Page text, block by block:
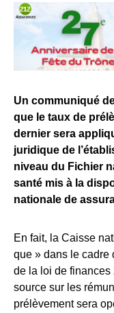
Un communiqué
que le taux de
dernier sera
juridique de
niveau du Fichier
santé mis à la
nationale de
En fait, la Caisse
que » dans le
de la loi de finances
source sur les
prélèvement sera